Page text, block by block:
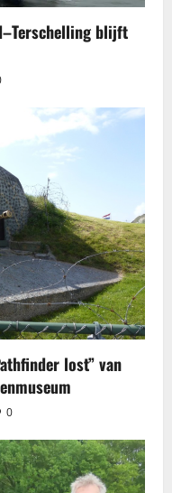
blijft
lost” van
0